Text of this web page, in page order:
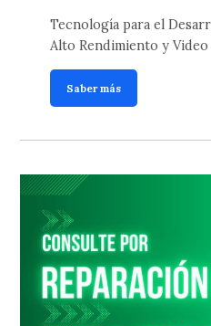
Tecnología para el
Alto Rendimiento y
Saber más